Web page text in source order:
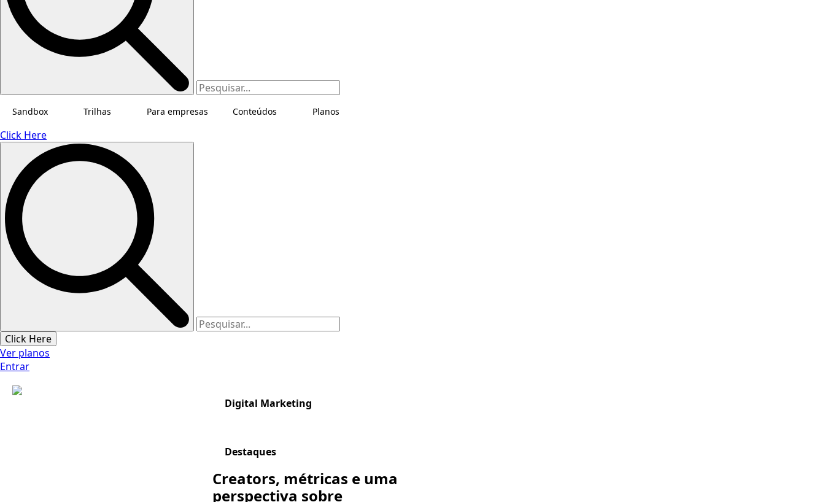
Sandbox Trilhas Para empresas Conteúdos Planos
Click Here
Click Here
Ver planos
Entrar
Digital Marketing
Destaques
Creators, métricas e uma
perspectiva sobre